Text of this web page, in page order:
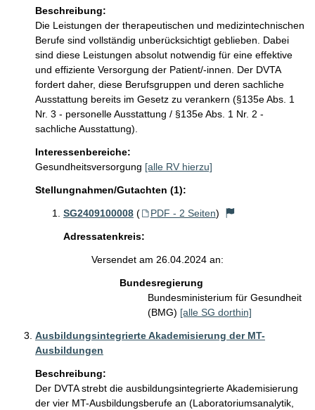
Beschreibung:
Die Leistungen der therapeutischen und medizintechnischen
Berufe sind vollständig unberücksichtigt geblieben. Dabei
sind diese Leistungen absolut notwendig für eine effektive
und effiziente Versorgung der Patient/-innen. Der DVTA
fordert daher, diese Berufsgruppen und deren sachliche
Ausstattung bereits im Gesetz zu verankern (§135e Abs. 1
Nr. 3 - personelle Ausstattung / §135e Abs. 1 Nr. 2 -
sachliche Ausstattung).
Interessenbereiche:
Gesundheitsversorgung [alle RV hierzu]
Stellungnahmen/Gutachten (1):
SG2409100008 ( PDF - 2 Seiten)
Adressatenkreis:
Versendet am 26.04.2024 an:
Bundesregierung
Bundesministerium für Gesundheit
(BMG) [alle SG dorthin]
Ausbildungsintegrierte Akademisierung der MT-
Ausbildungen
Beschreibung:
Der DVTA strebt die ausbildungsintegrierte Akademisierung
der vier MT-Ausbildungsberufe an (Laboratoriumsanalytik,